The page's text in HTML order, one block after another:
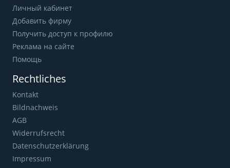
Личный кабинет
Добавить фирму
Получить доступ к профилю
Реклама на сайте
Помощь
Rechtliches
Kontakt
Bildnachweis
AGB
Widerrufsrecht
Datenschutzerklärung
Impressum